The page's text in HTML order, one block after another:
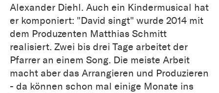
Alexander Diehl. Auch ein Kindermusical hat
er komponiert: "David singt" wurde 2014 mit
dem Produzenten Matthias Schmitt
realisiert. Zwei bis drei Tage arbeitet der
Pfarrer an einem Song. Die meiste Arbeit
macht aber das Arrangieren und Produzieren
- da können schon mal einige Monate ins